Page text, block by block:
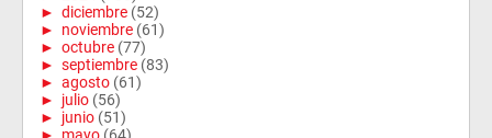
► diciembre (52)
► noviembre (61)
► octubre (77)
► septiembre (83)
► agosto (61)
► julio (56)
► junio (51)